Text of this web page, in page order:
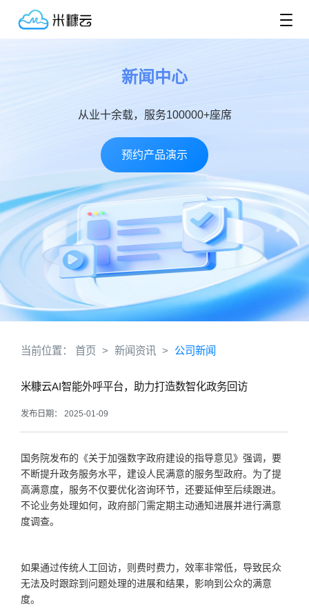
新闻中心
从业十余载，服务100000+座席
预约产品演示
当前位置： 首页 > 新闻资讯 > 公司新闻
米糠云AI智能外呼平台，助力打造数智化政务回访
发布日期： 2025-01-09
国务院发布的《关于加强数字政府建设的指导意见》强调，要
不断提升政务服务水平，建设人民满意的服务型政府。为了提
高满意度，服务不仅要优化咨询环节，还要延伸至后续跟进。
不论业务处理如何，政府部门需定期主动通知进展并进行满意
度调查。
如果通过传统人工回访，则费时费力，效率非常低，导致民众
无法及时跟踪到问题处理的进展和结果，影响到公众的满意
度。